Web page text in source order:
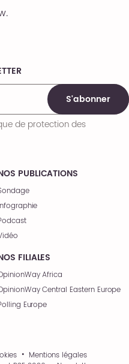
PUBLICATIONS
FILIALES
Africa
Central Eastern Europe
Europe
S'abonner
de protection des
Mentions légales